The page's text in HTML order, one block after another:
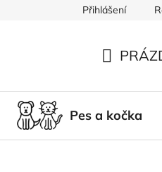
Doprava a platbaPřihlášení
KOŠÍK
Pes a kočka